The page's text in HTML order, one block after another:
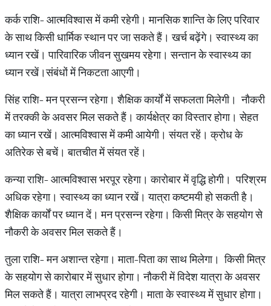
कर्क राशि- आत्मविश्वास में कमी रहेगी। मानसिक शान्ति के लिए परिवार
के साथ किसी धार्मिक स्थान पर जा सकते हैं। खर्च बढ़ेंगे। स्वास्थ्य का
ध्यान रखें। पारिवारिक जीवन सुखमय रहेगा। सन्तान के स्वास्थ्य का
ध्यान रखें।संबंधों में निकटता आएगी।
सिंह राशि- मन प्रसन्न रहेगा। शैक्षिक कार्यों में सफलता मिलेगी। नौकरी
में तरक्की के अवसर मिल सकते हैं। कार्यक्षेत्र का विस्तार होगा। सेहत
का ध्यान रखें। आत्मविश्वास में कमी आयेगी। संयत रहें। क्रोध के
अतिरेक से बचें। बातचीत में संयत रहें।
कन्या राशि- आत्मविश्वास भरपूर रहेगा। कारोबार में वृद्धि होगी। परिश्रम
अधिक रहेगा। स्वास्थ्य का ध्यान रखें। यात्रा कष्टमयी हो सकती है।
शैक्षिक कार्यों पर ध्यान दें। मन प्रसन्न रहेगा। किसी मित्र के सहयोग से
नौकरी के अवसर मिल सकते हैं।
तुला राशि- मन अशान्त रहेगा। माता-पिता का साथ मिलेगा। किसी मित्र
के सहयोग से कारोबार में सुधार होगा। नौकरी में विदेश यात्रा के अवसर
मिल सकते हैं। यात्रा लाभप्रद रहेगी। माता के स्वास्थ्‍य में सुधार होगा।